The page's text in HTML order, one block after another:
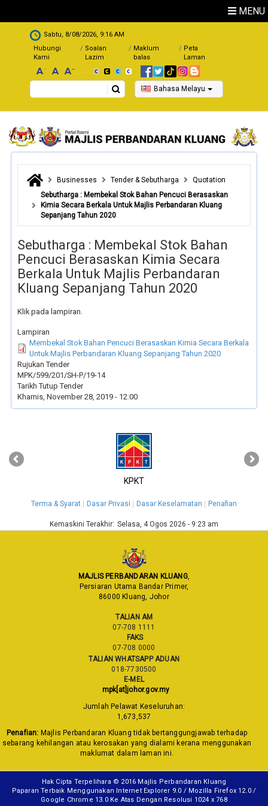
MENU
.
Sabtu, 8/08/2026, 9:16 AM
Hubungi
Kami
Soalan
Lazim
Maklum
balas
Peta
Laman
Search Bahasa Melayu
Businesses Tender & Sebutharga
Quotation
Sebutharga : Membekal Stok Bahan Pencuci Berasaskan
Kimia Secara Berkala Untuk Majlis Perbandaran Kluang
Sepanjang Tahun 2020
Sebutharga : Membekal Stok Bahan
Pencuci Berasaskan Kimia Secara
Berkala Untuk Majlis Perbandaran
Kluang Sepanjang Tahun 2020
Klik pada lampiran.
Lampiran
Membekal Stok Bahan Pencuci Berasaskan Kimia Secara Berkala
Untuk Majlis Perbandaran Kluang Sepanjang Tahun 2020
Rujukan Tender
MPK/599/201/SH-P/19-14
Tarikh Tutup Tender
Khamis, November 28, 2019 - 12:00
KPKT
‹ ›
Terma & Syarat Dasar Privasi Dasar Keselamatan Penafian
Kemaskini Terakhir: Selasa, 4 Ogos 2026 - 9:23 am
MAJLIS PERBANDARAN KLUANG,
Persiaran Utama Bandar Primer,
86000 Kluang, Johor
TALIAN AM
07-708 1111
FAKS
07-708 0000
TALIAN WHATSAPP ADUAN
018-7730500
E-MEL
mpk[at]johor.gov.my
Jumlah Pelawat Keseluruhan:
1,673,537
Penafian: Majlis Perbandaran Kluang tidak bertanggungjawab terhadap
sebarang kehilangan atau kerosakan yang dialami kerana menggunakan
maklumat dalam laman ini.
Hak Cipta Terpelihara © 2016 Majlis Perbandaran Kluang
Paparan Terbaik Menggunakan Internet Explorer 9.0 / Mozilla Firefox 12.0 /
Google Chrome 13.0 Ke Atas Dengan Resolusi 1024 x 768